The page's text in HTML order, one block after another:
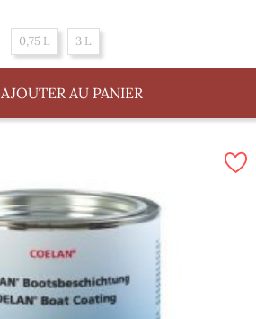
0,75 L 3 L
AJOUTER AU PANIER